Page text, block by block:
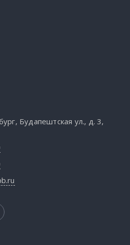
Будапештская ул., д. 3,